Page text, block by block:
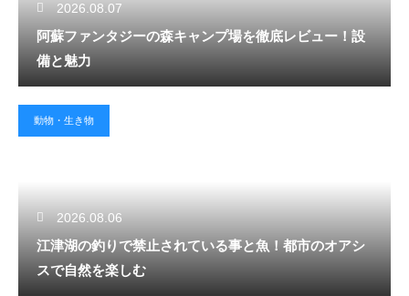
2026.08.07
阿蘇ファンタジーの森キャンプ場を徹底レビュー！設
備と魅力
動物・生き物
2026.08.06
江津湖の釣りで禁止されている事と魚！都市のオアシ
スで自然を楽しむ